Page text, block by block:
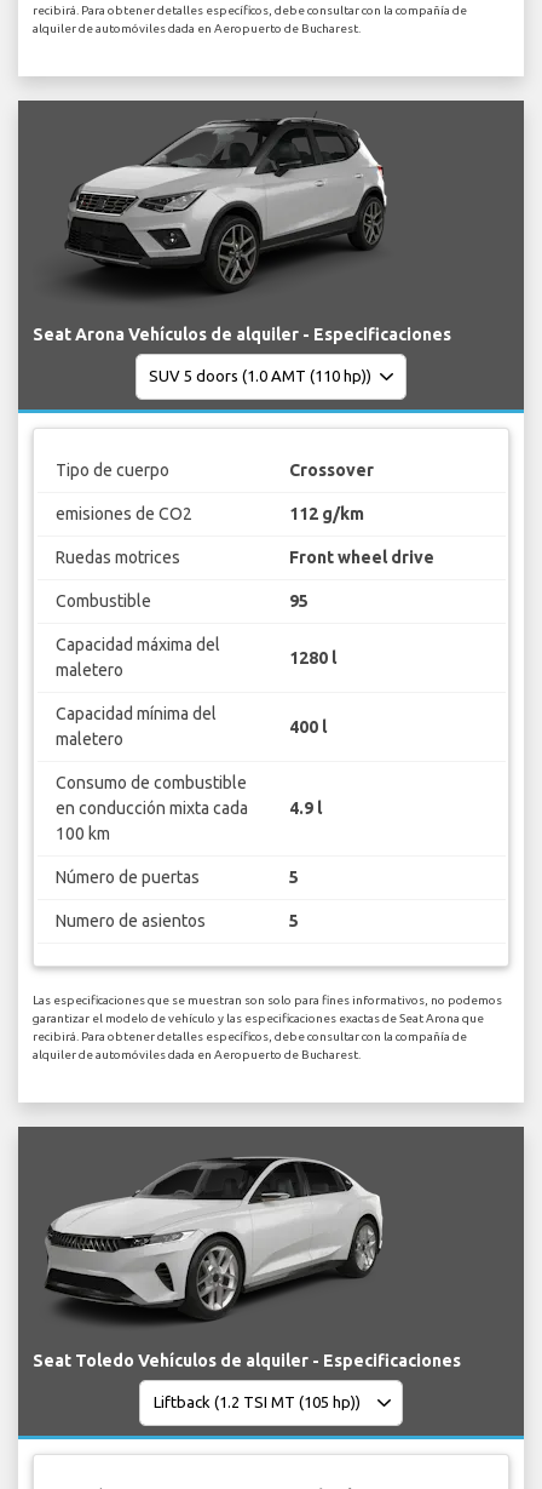
recibirá. Para obtener detalles específicos, debe consultar con la compañía de
alquiler de automóviles dada en Aeropuerto de Bucharest.
Seat Arona Vehículos de alquiler - Especificaciones
Tipo de cuerpo Crossover
emisiones de CO2 112 g/km
Ruedas motrices Front wheel drive
Combustible 95
Capacidad máxima del
maletero
1280 l
Capacidad mínima del
maletero
400 l
Consumo de combustible
en conducción mixta cada
100 km
4.9 l
Número de puertas 5
Numero de asientos 5
Las especificaciones que se muestran son solo para fines informativos, no podemos
garantizar el modelo de vehículo y las especificaciones exactas de Seat Arona que
recibirá. Para obtener detalles específicos, debe consultar con la compañía de
alquiler de automóviles dada en Aeropuerto de Bucharest.
Seat Toledo Vehículos de alquiler - Especificaciones